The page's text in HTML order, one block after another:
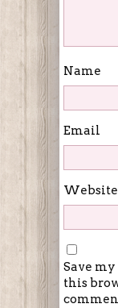
Name
Email
Website
Save
this